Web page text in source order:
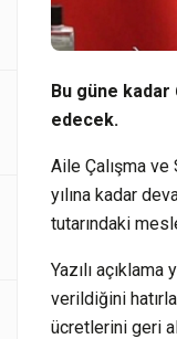
Bu güne
edecek.
Aile Çalışma
yılına kadar
tutarındaki
Yazılı
verildiğini
ücretlerini geri